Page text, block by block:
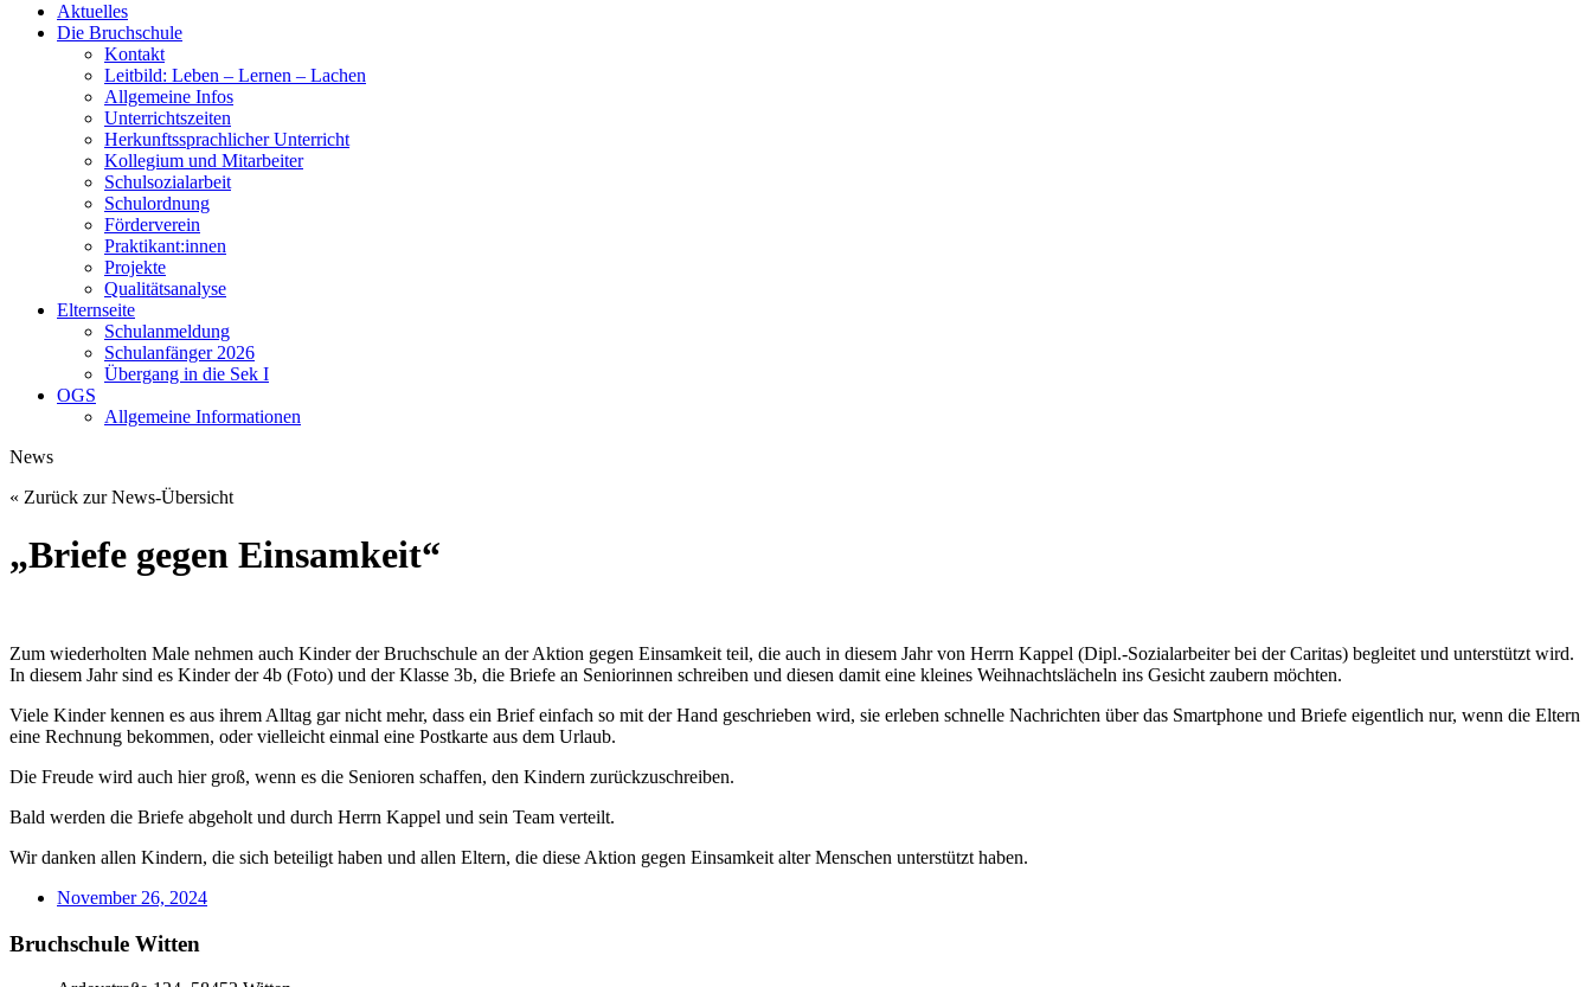
Aktuelles
Die Bruchschule
Kontakt
Leitbild: Leben – Lernen – Lachen
Allgemeine Infos
Unterrichtszeiten
Herkunftssprachlicher Unterricht
Kollegium und Mitarbeiter
Schulsozialarbeit
Schulordnung
Förderverein
Praktikant:innen
Projekte
Qualitätsanalyse
Elternseite
Schulanmeldung
Schulanfänger 2026
Übergang in die Sek I
OGS
Allgemeine Informationen
News
« Zurück zur News-Übersicht
„Briefe gegen Einsamkeit“
Zum wiederholten Male nehmen auch Kinder der Bruchschule an der Aktion gegen Einsamkeit teil, die auch in diesem Jahr von Herrn Kappel (Dipl.-Sozialarbeiter bei der Caritas) begleitet und unterstützt wird.
In diesem Jahr sind es Kinder der 4b (Foto) und der Klasse 3b, die Briefe an Seniorinnen schreiben und diesen damit eine kleines Weihnachtslächeln ins Gesicht zaubern möchten.
Viele Kinder kennen es aus ihrem Alltag gar nicht mehr, dass ein Brief einfach so mit der Hand geschrieben wird, sie erleben schnelle Nachrichten über das Smartphone und Briefe eigentlich nur, wenn die Eltern
eine Rechnung bekommen, oder vielleicht einmal eine Postkarte aus dem Urlaub.
Die Freude wird auch hier groß, wenn es die Senioren schaffen, den Kindern zurückzuschreiben.
Bald werden die Briefe abgeholt und durch Herrn Kappel und sein Team verteilt.
Wir danken allen Kindern, die sich beteiligt haben und allen Eltern, die diese Aktion gegen Einsamkeit alter Menschen unterstützt haben.
November 26, 2024
Bruchschule Witten